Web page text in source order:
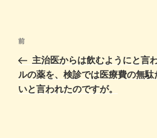
b
o
o
d
o
n
投
ナ
ビ
前
の
投
稿
前
主治医からは飲むようにと言
ルの薬を、検診では医療費の無
いと言われたのですが。